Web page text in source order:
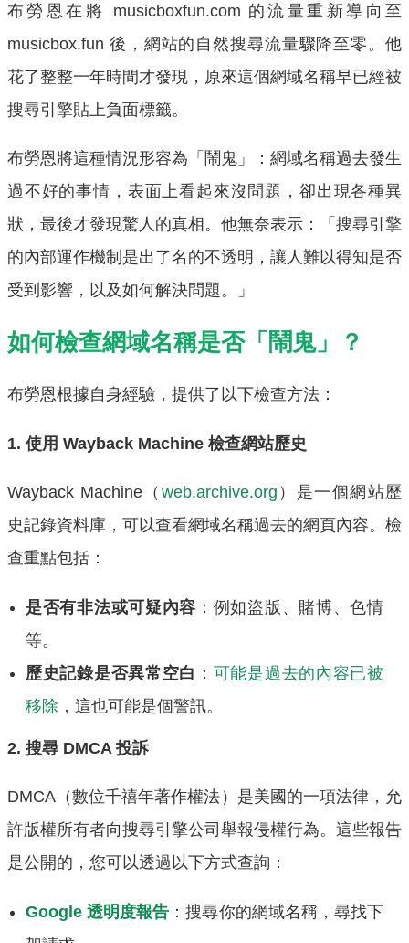
布勞恩在將 musicboxfun.com 的流量重新導向至
musicbox.fun 後，網站的自然搜尋流量驟降至零。他
花了整整一年時間才發現，原來這個網域名稱早已經被
搜尋引擎貼上負面標籤。
布勞恩將這種情況形容為「鬧鬼」：網域名稱過去發生
過不好的事情，表面上看起來沒問題，卻出現各種異
狀，最後才發現驚人的真相。他無奈表示：「搜尋引擎
的內部運作機制是出了名的不透明，讓人難以得知是否
受到影響，以及如何解決問題。」
如何檢查網域名稱是否「鬧鬼」？
布勞恩根據自身經驗，提供了以下檢查方法：
1. 使用 Wayback Machine 檢查網站歷史
Wayback Machine（ web.archive.org ）是一個網站歷
史記錄資料庫，可以查看網域名稱過去的網頁內容。檢
查重點包括：
是否有非法或可疑內容 ：例如盜版、賭博、色情
等。
歷史記錄是否異常空白 ： 可能是過去的內容已被
移除 ，這也可能是個警訊。
2. 搜尋 DMCA 投訴
DMCA（數位千禧年著作權法）是美國的一項法律，允
許版權所有者向搜尋引擎公司舉報侵權行為。這些報告
是公開的，您可以透過以下方式查詢：
Google 透明度報告 ：搜尋你的網域名稱，尋找下